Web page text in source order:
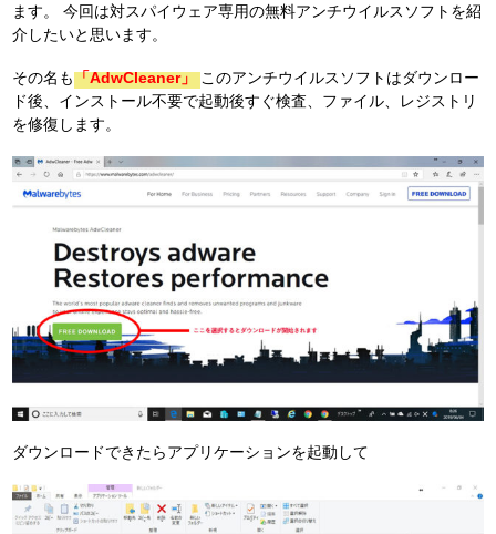
ます。
今回は対スパイウェア専用の無料アンチウイルスソフトを紹
介したいと思います。
その名も「AdwCleaner」 このアンチウイルスソフトはダウンロー
ド後、インストール不要で起動後すぐ検査、ファイル、レジストリ
を修復します。
ダウンロードできたらアプリケーションを起動して